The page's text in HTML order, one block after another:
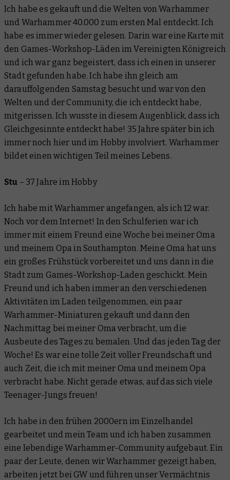
Ich habe es gekauft und die Welten von Warhammer
und Warhammer 40.000 zum ersten Mal entdeckt. Ich
habe es immer wieder gelesen. Darin war eine Karte mit
den Games-Workshop-Läden im Vereinigten Königreich
und ich war ganz begeistert, dass ich einen in unserer
Stadt gefunden habe. Ich habe ihn gleich am
darauffolgenden Samstag besucht und war von den
Welten und der Community, die ich entdeckt habe,
mitgerissen. Ich wusste in diesem Augenblick, dass ich
Gleichgesinnte entdeckt habe! 35 Jahre später bin ich
immer noch hier und im Hobby involviert. Warhammer
bildet einen wichtigen Teil meines Lebens.
Stu – 37 Jahre im Hobby
Ich habe mit Warhammer angefangen, als ich 12 war.
Noch vor dem Internet! In den Schulferien war ich
immer mit einem Freund eine Woche bei meiner Oma
und meinem Opa in Southampton. Meine Oma hat uns
ein großes Frühstück vorbereitet und uns dann in die
Stadt zum Games-Workshop-Laden geschickt. Mein
Freund und ich haben immer an den verschiedenen
Aktivitäten im Laden teilgenommen, ein paar
Warhammer-Miniaturen gekauft und dann den
Nachmittag bei meiner Oma verbracht, um die
Ausbeute des Tages zu bemalen. Und das jeden Tag der
Woche! Es war eine tolle Zeit voller Freundschaft und
auch Zeit, die ich mit meiner Oma und meinem Opa
verbracht habe. Nicht gerade etwas, auf das sich viele
Teenager-Jungs freuen!
Ich habe in den frühen 2000ern im Einzelhandel
gearbeitet und mein Team und ich haben zusammen
eine lebendige Warhammer-Community aufgebaut. Ein
paar der Leute, denen wir Warhammer gezeigt haben,
arbeiten jetzt bei GW und führen unser Vermächtnis